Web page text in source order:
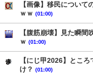
【画像】移民について
ｗｗ (01:00)
【腹筋崩壊】見た瞬間
ｗ (01:00)
【にじ甲2026】とこ
け？ (01:00)